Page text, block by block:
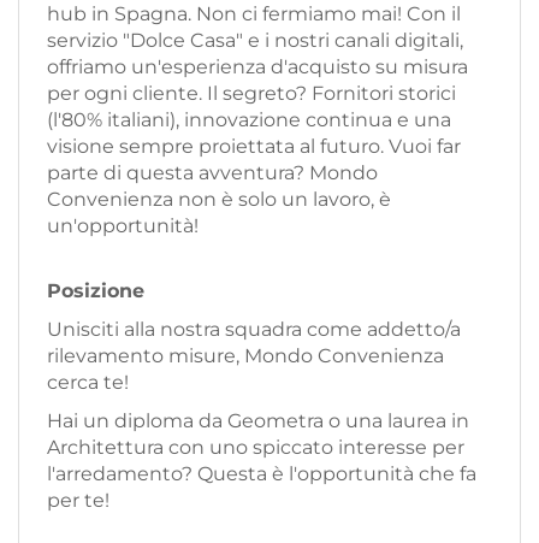
ES
PT
hub in Spagna. Non ci fermiamo mai! Con il
servizio "Dolce Casa" e i nostri canali digitali,
offriamo un'esperienza d'acquisto su misura
per ogni cliente. Il segreto? Fornitori storici
(l'80% italiani), innovazione continua e una
visione sempre proiettata al futuro. Vuoi far
parte di questa avventura? Mondo
Convenienza non è solo un lavoro, è
un'opportunità!
Posizione
Unisciti alla nostra squadra come addetto/a
rilevamento misure, Mondo Convenienza
cerca te!
Hai un diploma da Geometra o una laurea in
Architettura con uno spiccato interesse per
l'arredamento? Questa è l'opportunità che fa
per te!